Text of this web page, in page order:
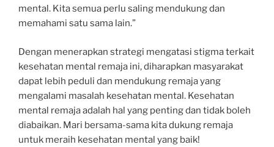
mental. Kita semua perlu saling mendukung dan
memahami satu sama lain.”
Dengan menerapkan strategi mengatasi stigma terkait
kesehatan mental remaja ini, diharapkan masyarakat
dapat lebih peduli dan mendukung remaja yang
mengalami masalah kesehatan mental. Kesehatan
mental remaja adalah hal yang penting dan tidak boleh
diabaikan. Mari bersama-sama kita dukung remaja
untuk meraih kesehatan mental yang baik!